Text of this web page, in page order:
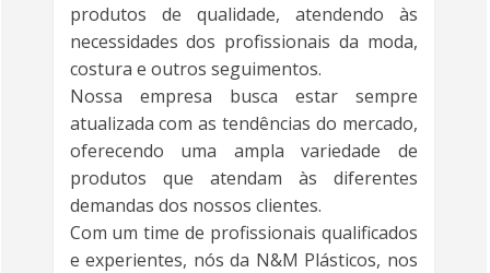
produtos de qualidade, atendendo às
necessidades dos profissionais da moda,
costura e outros seguimentos.
Nossa empresa busca estar sempre
atualizada com as tendências do mercado,
oferecendo uma ampla variedade de
produtos que atendam às diferentes
demandas dos nossos clientes.
Com um time de profissionais qualificados
e experientes, nós da N&M Plásticos, nos